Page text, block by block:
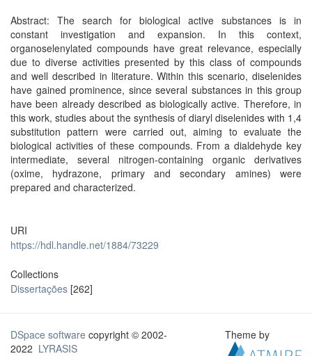
Abstract: The search for biological active substances is in
constant investigation and expansion. In this context,
organoselenylated compounds have great relevance, especially
due to diverse activities presented by this class of compounds
and well described in literature. Within this scenario, diselenides
have gained prominence, since several substances in this group
have been already described as biologically active. Therefore, in
this work, studies about the synthesis of diaryl diselenides with 1,4
substitution pattern were carried out, aiming to evaluate the
biological activities of these compounds. From a dialdehyde key
intermediate, several nitrogen-containing organic derivatives
(oxime, hydrazone, primary and secondary amines) were
prepared and characterized.
URI
https://hdl.handle.net/1884/73229
Collections
Dissertações [262]
DSpace software copyright © 2002-
2022 LYRASIS
Theme by